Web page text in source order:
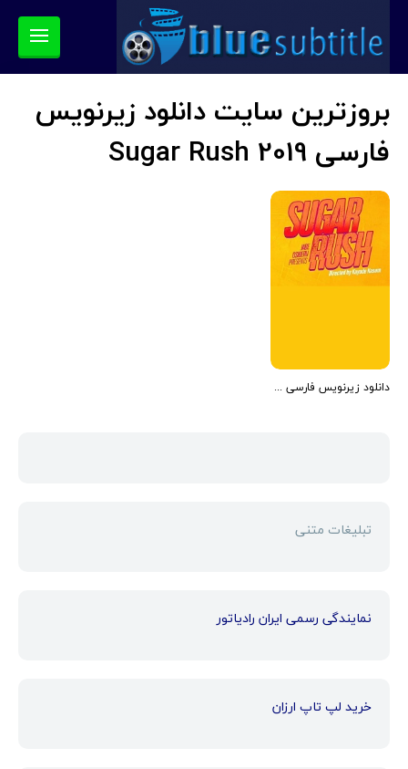
بروزترین سایت دانلود زیرنویس
فارسی Sugar Rush 2019
دانلود زیرنویس فارسی فیلم Sugar Rush 2019
تبلیغات متنی
نمایندگی رسمی ایران رادیاتور
خرید لپ تاپ ارزان